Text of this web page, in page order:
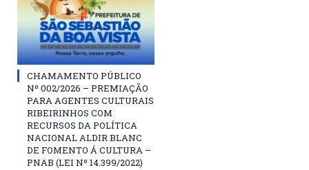
CHAMAMENTO PÚBLICO
Nº 002/2026 – PREMIAÇÃO
PARA AGENTES CULTURAIS
RIBEIRINHOS COM
RECURSOS DA POLÍTICA
NACIONAL ALDIR BLANC
DE FOMENTO Á CULTURA –
PNAB (LEI Nº 14.399/2022)